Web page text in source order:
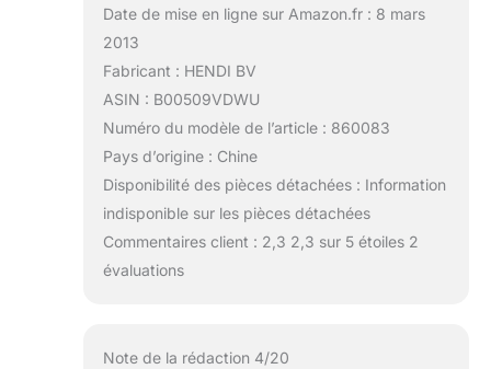
Date de mise en ligne sur Amazon.fr : 8 mars
2013
Fabricant : HENDI BV
ASIN : B00509VDWU
Numéro du modèle de l’article : 860083
Pays d’origine : Chine
Disponibilité des pièces détachées : Information
indisponible sur les pièces détachées
Commentaires client : 2,3 2,3 sur 5 étoiles 2
évaluations
Note de la rédaction 4/20